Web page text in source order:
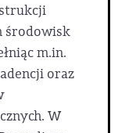
środowisk
m.in.
oraz
W